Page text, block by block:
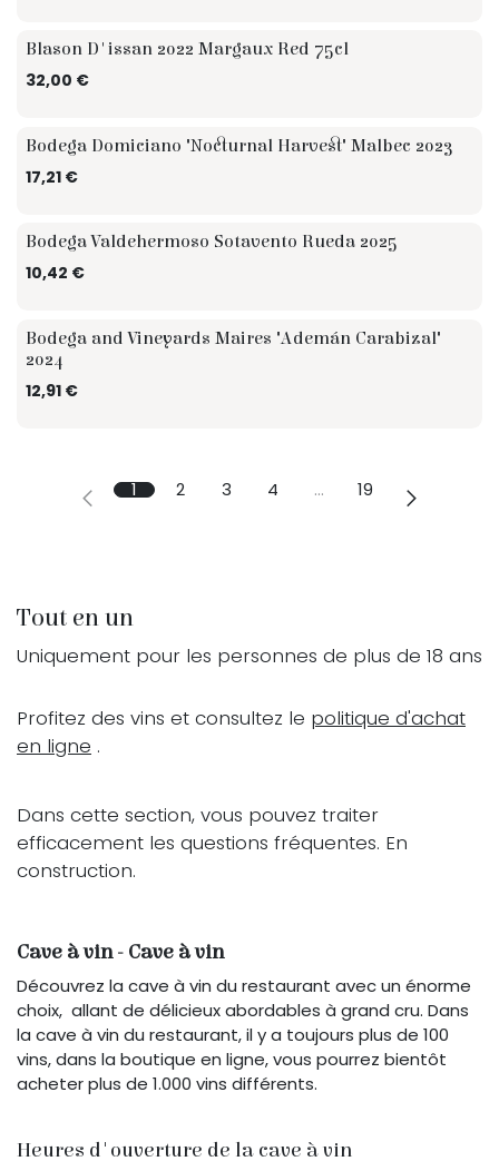
Blason D'issan 2022 Margaux Red 75cl
32,00 €
Bodega Domiciano "Nocturnal Harvest" Malbec 2023
17,21 €
Bodega Valdehermoso Sotavento Rueda 2025
10,42 €
Bodega and Vineyards Maires "Ademán Carabizal"
2024
12,91 €
1 2 3 4 … 19
Tout en un
Uniquement pour les personnes de plus de 18 ans
Profitez des vins et consultez le politique d'achat
en ligne .
Dans cette section, vous pouvez traiter
efficacement les questions fréquentes. En
construction.
Cave à vin - Cave à vin
Découvrez la cave à vin du restaurant avec un énorme
choix, allant de délicieux abordables à grand cru. Dans
la cave à vin du restaurant, il y a toujours plus de 100
vins, dans la boutique en ligne, vous pourrez bientôt
acheter plus de 1.000 vins différents.
Heures d'ouverture de la cave à vin